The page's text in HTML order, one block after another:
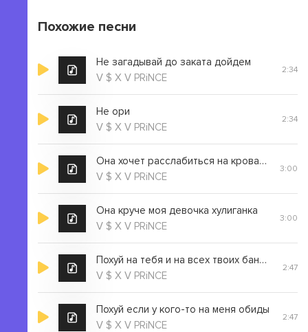
Похожие песни
Не загадывай до заката дойдем
V $ X V PRiNCE
2:34
Не ори
V $ X V PRiNCE
2:34
Она хочет расслабиться на кровати валяется
V $ X V PRiNCE
3:00
Она круче моя девочка хулиганка
V $ X V PRiNCE
3:00
Похуй на тебя и на всех твоих бандитов
V $ X V PRiNCE
2:47
Похуй если у кого-то на меня обиды
V $ X V PRiNCE
2:47